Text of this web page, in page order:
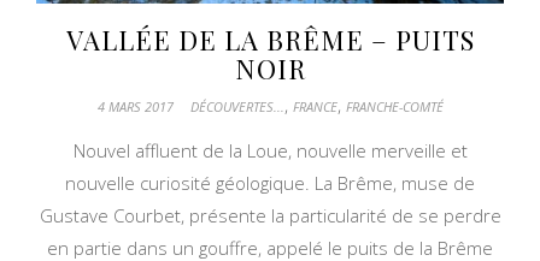
VALLÉE DE LA BRÊME – PUITS
NOIR
4 MARS 2017 DÉCOUVERTES... , FRANCE, FRANCHE-COMTÉ
Nouvel affluent de la Loue, nouvelle merveille et
nouvelle curiosité géologique. La Brême, muse de
Gustave Courbet, présente la particularité de se perdre
en partie dans un gouffre, appelé le puits de la Brême